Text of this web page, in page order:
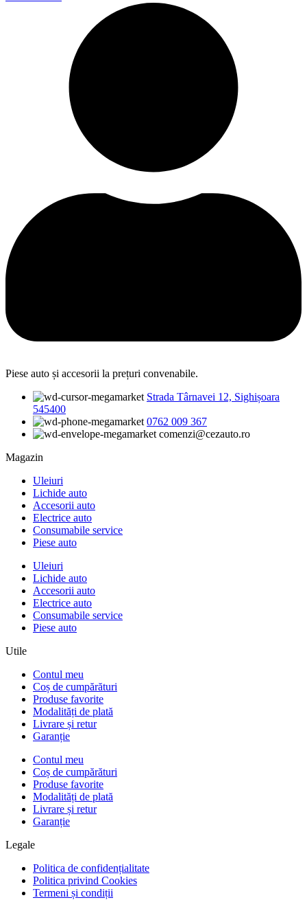
Piese auto și accesorii la prețuri convenabile.
Strada Târnavei 12, Sighișoara
545400
0762 009 367
comenzi@cezauto.ro
Magazin
Uleiuri
Lichide auto
Accesorii auto
Electrice auto
Consumabile service
Piese auto
Uleiuri
Lichide auto
Accesorii auto
Electrice auto
Consumabile service
Piese auto
Utile
Contul meu
Coș de cumpărături
Produse favorite
Modalități de plată
Livrare și retur
Garanție
Contul meu
Coș de cumpărături
Produse favorite
Modalități de plată
Livrare și retur
Garanție
Legale
Politica de confidențialitate
Politica privind Cookies
Termeni și condiții